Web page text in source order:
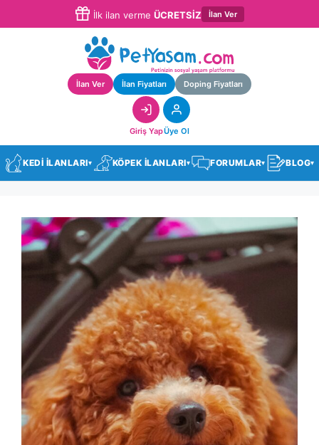
İlk ilan verme ÜCRETSİZ İlan Ver
İlan Ver İlan Fiyatları Doping Fiyatları
Giriş YapÜye Ol
KEDİ İLANLARI▾ KÖPEK İLANLARI▾ FORUMLAR▾ BLOG▾